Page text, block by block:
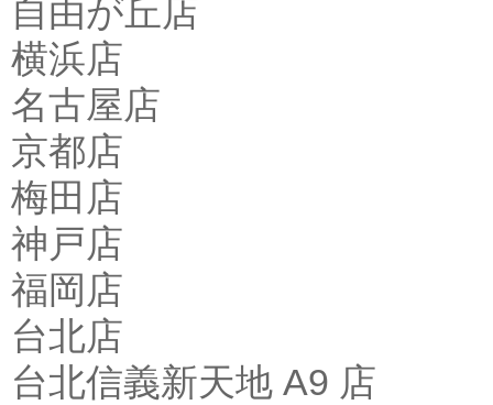
自由が丘店
横浜店
名古屋店
京都店
梅田店
神戸店
福岡店
台北店
台北信義新天地 A9 店